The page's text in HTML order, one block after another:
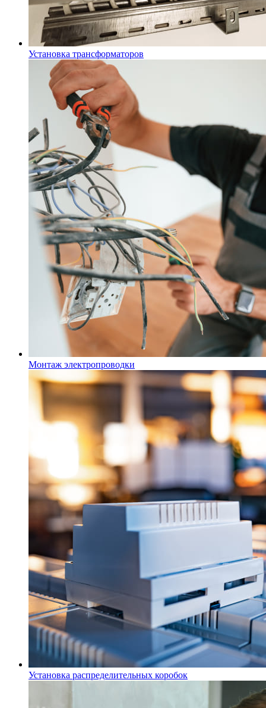
Установка трансформаторов
Монтаж электропроводки
Установка распределительных коробок